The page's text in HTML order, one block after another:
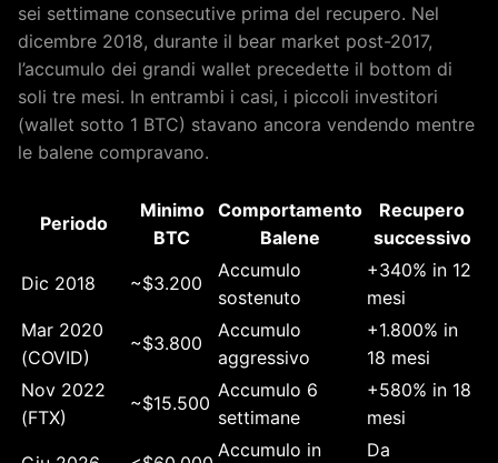
sei settimane consecutive prima del recupero. Nel
dicembre 2018, durante il bear market post-2017,
l’accumulo dei grandi wallet precedette il bottom di
soli tre mesi. In entrambi i casi, i piccoli investitori
(wallet sotto 1 BTC) stavano ancora vendendo mentre
le balene compravano.
Periodo
Minimo
BTC
Comportamento
Balene
Recupero
successivo
Dic 2018 ~$3.200
Accumulo
sostenuto
+340% in 12
mesi
Mar 2020
(COVID)
~$3.800
Accumulo
aggressivo
+1.800% in
18 mesi
Nov 2022
(FTX)
~$15.500
Accumulo 6
settimane
+580% in 18
mesi
Accumulo in
Da